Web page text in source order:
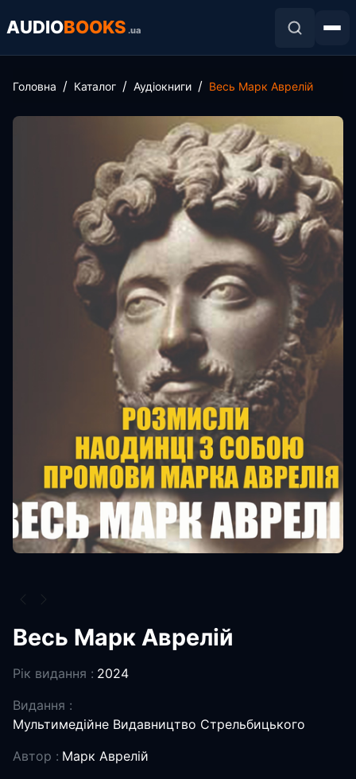
AUDIOBOOKS .ua
Головна Каталог Аудіокниги Весь Марк Аврелій
Весь Марк Аврелій
Рік видання : 2024
Видання :
Мультимедійне Видавництво Стрельбицького
Автор : Марк Аврелій